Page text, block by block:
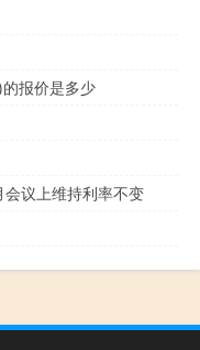
报价是多少
议上维持利率不变